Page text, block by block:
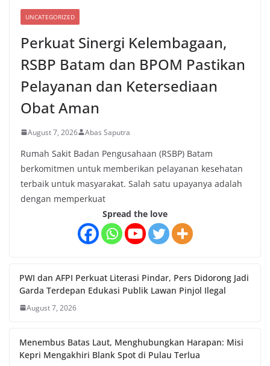
UNCATEGORIZED
Perkuat Sinergi Kelembagaan,
RSBP Batam dan BPOM Pastikan
Pelayanan dan Ketersediaan
Obat Aman
August 7, 2026 Abas Saputra
Rumah Sakit Badan Pengusahaan (RSBP) Batam
berkomitmen untuk memberikan pelayanan kesehatan
terbaik untuk masyarakat. Salah satu upayanya adalah
dengan memperkuat
Spread the love
PWI dan AFPI Perkuat Literasi Pindar, Pers Didorong Jadi
Garda Terdepan Edukasi Publik Lawan Pinjol Ilegal
August 7, 2026
Menembus Batas Laut, Menghubungkan Harapan: Misi
Kepri Mengakhiri Blank Spot di Pulau Terlua